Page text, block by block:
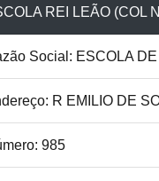
REI LEÃO (COL
Social: ESCOLA
R EMILIO DE
985